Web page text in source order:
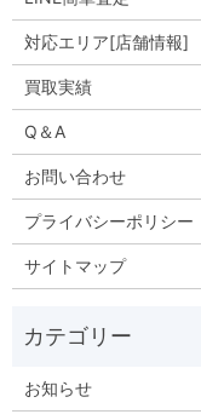
対応エリア[店舗情報]
買取実績
Q＆A
お問い合わせ
プライバシーポリシー
サイトマップ
お知らせ